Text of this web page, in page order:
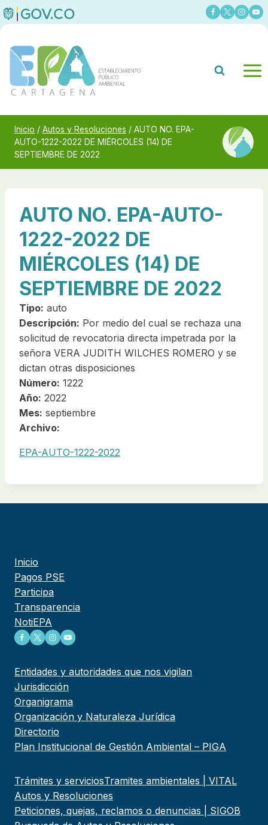
Saltar
al
Inicio / Autos y Resoluciones / AUTO NO. EPA-
AUTO-1222-2022 DE MIÉRCOLES (14) DE
SEPTIEMBRE DE 2022
AUTO NO. EPA-AUTO-
1222-2022 DE
MIÉRCOLES (14) DE
SEPTIEMBRE DE 2022
Tipo: auto
Descripción: Por medio del cual se rechaza una
solicitud de revocatoria directa impetrada por la
señora VERA JUDITH WILCHES ROMERO y se
dictan otras disposiciones
Número: 1222
Año: 2022
Mes: septiembre
Archivo:
EPA-AUTO-1222-2022
Inicio
Pagos PSE
Participa
Transparencia
NotiEPA
Entidades y autoridades que nos vigilan
Jurisdicción
Organigrama
Organización y Naturaleza Jurídica
Directorio
Plan Institucional de Gestión Ambiental – PIGA
Trámites y serviciosTramites ambientales | VITAL
Autos y Resoluciones
Peticiones, quejas, reclamos o denuncias | SIGOB